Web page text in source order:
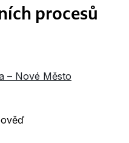
procesů
– Nové Město